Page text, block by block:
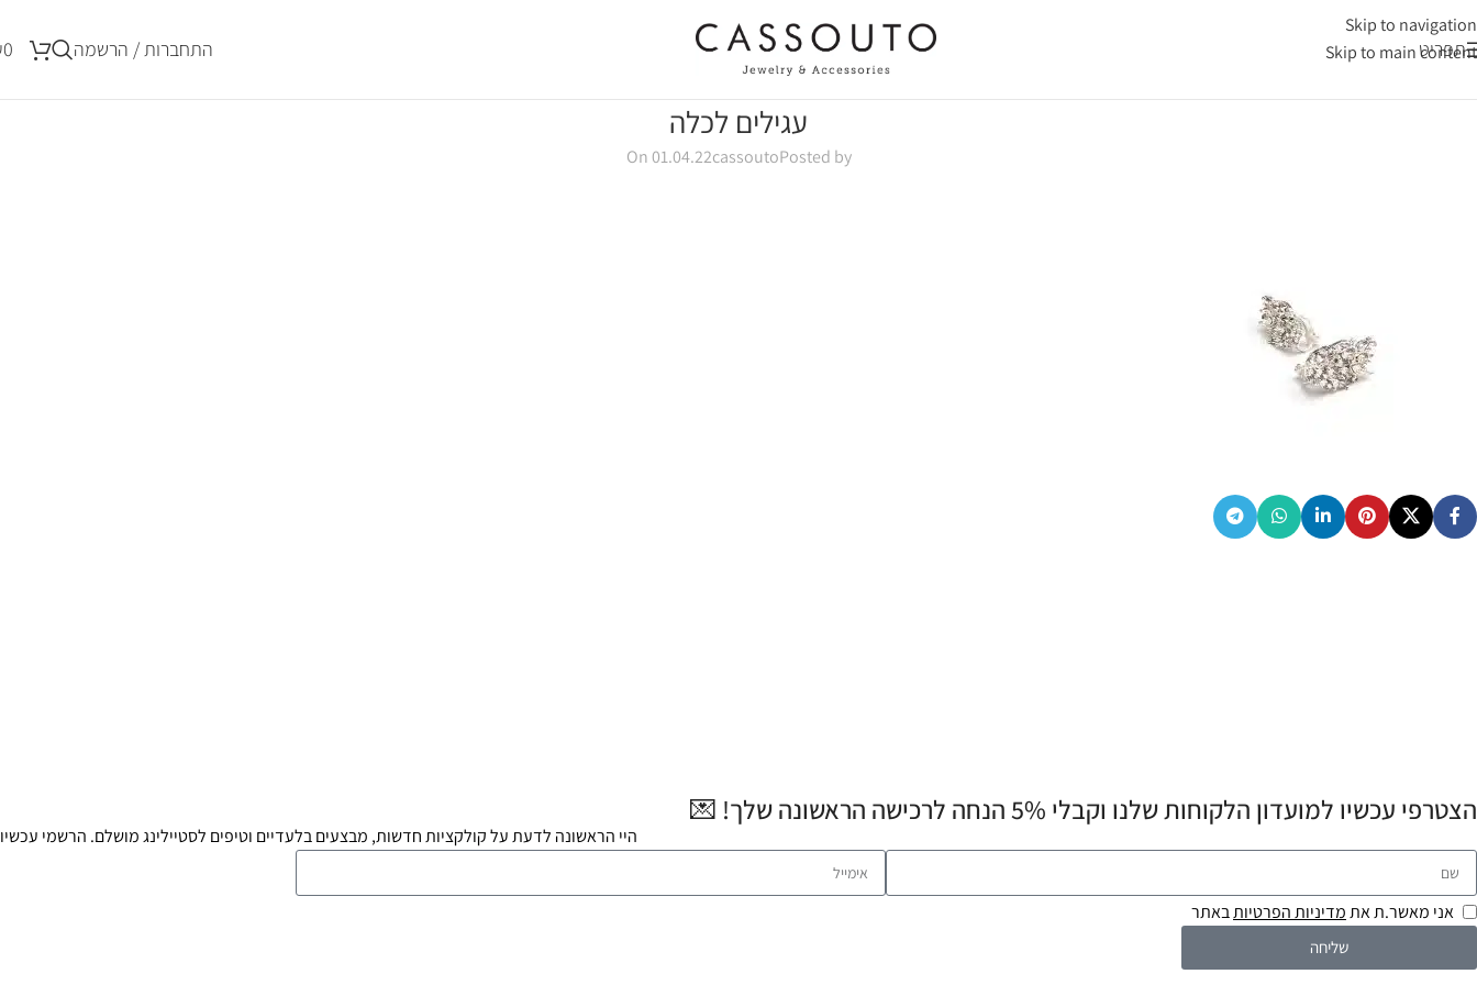
Skip to navigation
Skip to main content
תפריט התחברות / הרשמה 0
עגילים לכלה
Posted by
cassouto
On 01.04.22
הצטרפי עכשיו למועדון הלקוחות שלנו וקבלי 5% הנחה לרכישה הראשונה שלך! 💌
היי הראשונה לדעת על קולקציות חדשות, מבצעים בלעדיים וטיפים לסטיילינג מושלם. הרשמי עכשיו
אני מאשר.ת אתמדיניות הפרטיותבאתר
שליחה